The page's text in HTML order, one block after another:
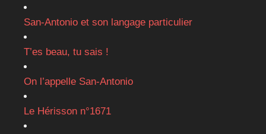
San-Antonio et son langage particulier
T’es beau, tu sais !
On l’appelle San-Antonio
Le Hérisson n°1671